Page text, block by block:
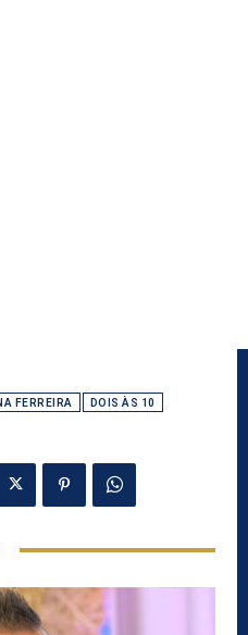
FERREIRA DOIS ÀS 10